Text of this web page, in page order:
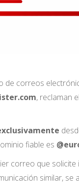
de correos
, reclaman
fiable es
correo que
similar, se